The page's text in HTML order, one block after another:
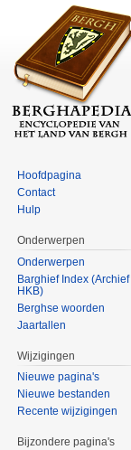
Hoofdpagina
Contact
Hulp
Onderwerpen
Onderwerpen
Barghief Index (Archief
HKB)
Berghse woorden
Jaartallen
Wijzigingen
Nieuwe pagina's
Nieuwe bestanden
Recente wijzigingen
Bijzondere pagina's